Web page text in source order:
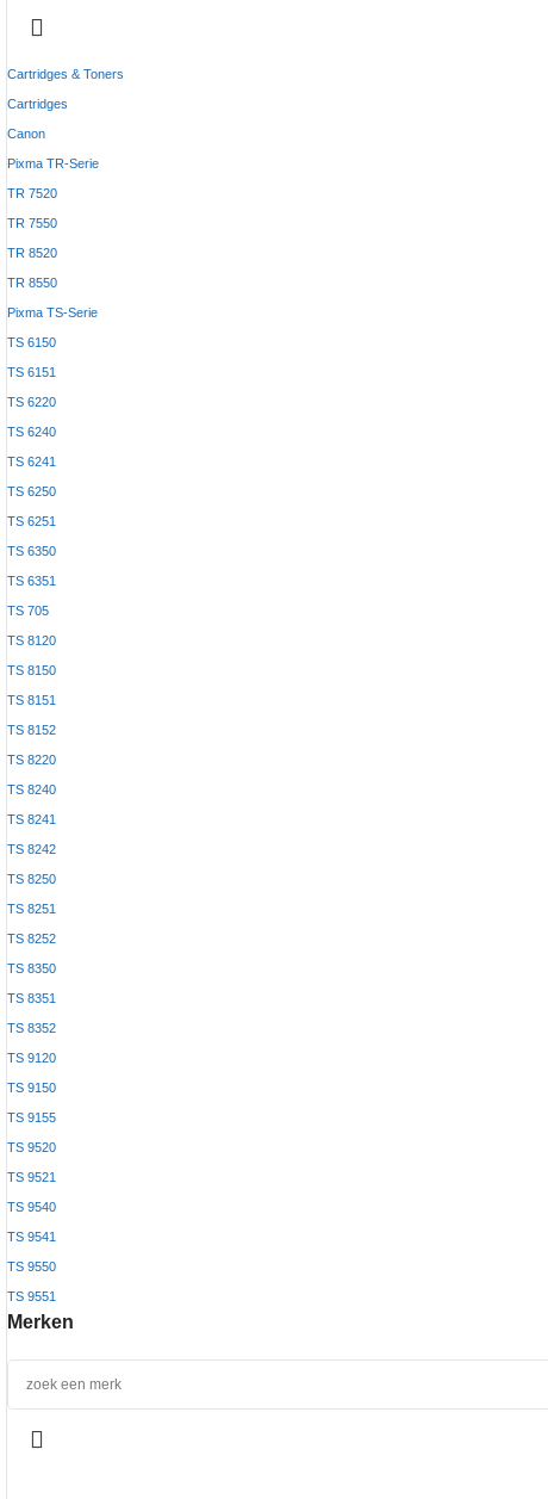
Cartridges & Toners
Cartridges
Canon
Pixma TR-Serie
TR 7520
TR 7550
TR 8520
TR 8550
Pixma TS-Serie
TS 6150
TS 6151
TS 6220
TS 6240
TS 6241
TS 6250
TS 6251
TS 6350
TS 6351
TS 705
TS 8120
TS 8150
TS 8151
TS 8152
TS 8220
TS 8240
TS 8241
TS 8242
TS 8250
TS 8251
TS 8252
TS 8350
TS 8351
TS 8352
TS 9120
TS 9150
TS 9155
TS 9520
TS 9521
TS 9540
TS 9541
TS 9550
TS 9551
Merken